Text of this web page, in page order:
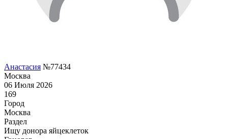
Анастасия №77434
Москва
06 Июля 2026
169
Город
Москва
Раздел
Ищу донора яйцеклеток